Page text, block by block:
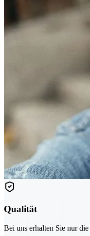
Qualität
Bei uns erhalten Sie nur